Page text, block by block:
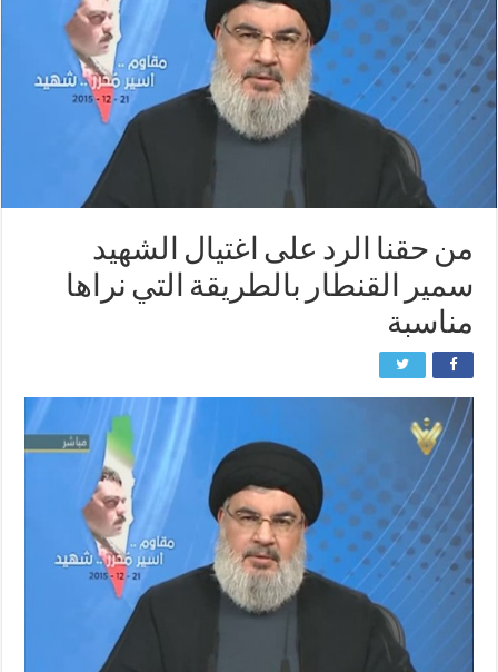
من حقنا الرد على اغتيال الشهيد
سمير القنطار بالطريقة التي نراها
مناسبة